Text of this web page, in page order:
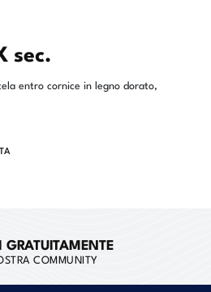
sec.
entro cornice in legno dorato,
GRATUITAMENTE
COMMUNITY